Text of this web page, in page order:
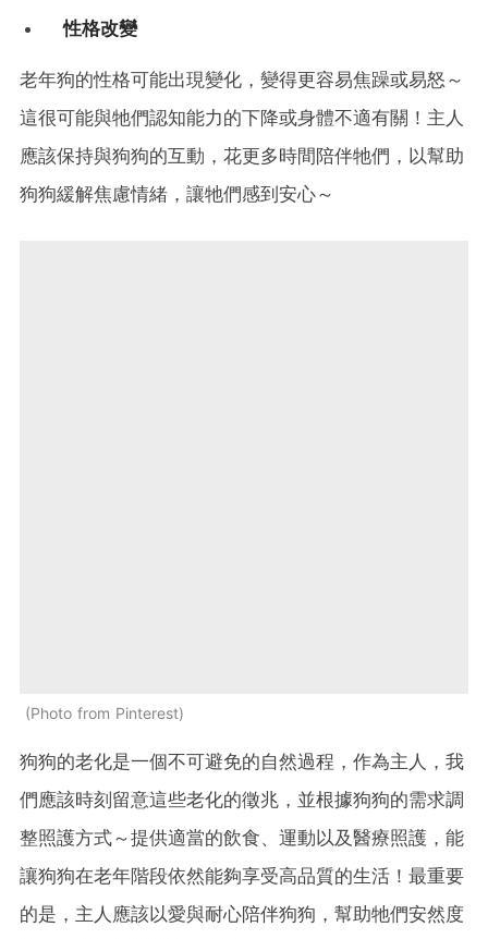
性格改變
老年狗的性格可能出現變化，變得更容易焦躁或易怒～
這很可能與牠們認知能力的下降或身體不適有關！主人
應該保持與狗狗的互動，花更多時間陪伴牠們，以幫助
狗狗緩解焦慮情緒，讓牠們感到安心～
Photo from Pinterest
狗狗的老化是一個不可避免的自然過程，作為主人，我
們應該時刻留意這些老化的徵兆，並根據狗狗的需求調
整照護方式～提供適當的飲食、運動以及醫療照護，能
讓狗狗在老年階段依然能夠享受高品質的生活！最重要
的是，主人應該以愛與耐心陪伴狗狗，幫助牠們安然度